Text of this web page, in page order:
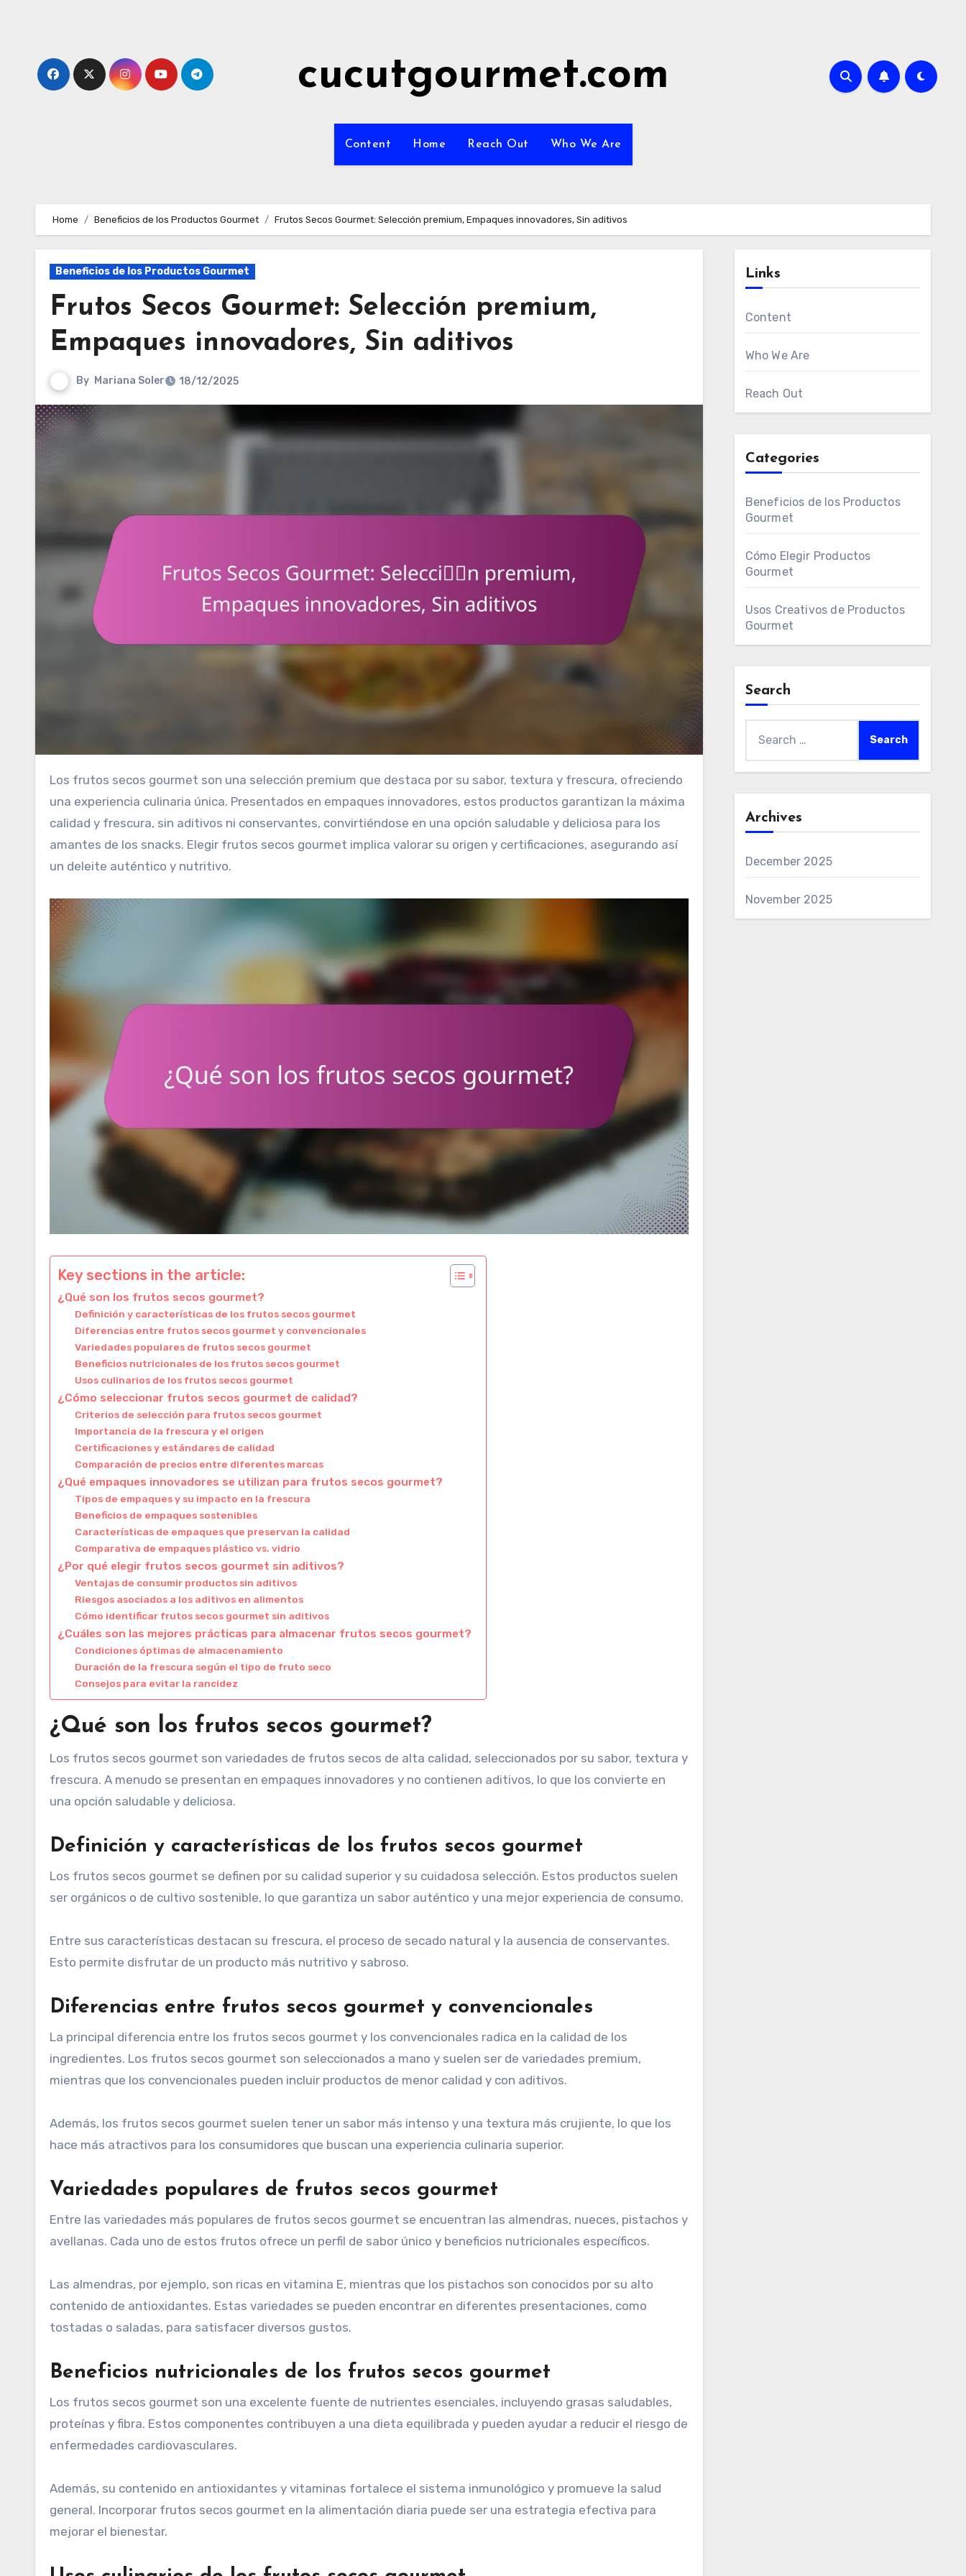
cucutgourmet.com
Content Home Reach Out Who We Are
Home Beneficios de los Productos Gourmet Frutos Secos Gourmet: Selección premium, Empaques innovadores, Sin aditivos
Beneficios de los Productos Gourmet
Frutos Secos Gourmet: Selección premium,
Empaques innovadores, Sin aditivos
By Mariana Soler 18/12/2025
Los frutos secos gourmet son una selección premium que destaca por su sabor, textura y frescura, ofreciendo
una experiencia culinaria única. Presentados en empaques innovadores, estos productos garantizan la máxima
calidad y frescura, sin aditivos ni conservantes, convirtiéndose en una opción saludable y deliciosa para los
amantes de los snacks. Elegir frutos secos gourmet implica valorar su origen y certificaciones, asegurando así
un deleite auténtico y nutritivo.
Key sections in the article:
¿Qué son los frutos secos gourmet?
Definición y características de los frutos secos gourmet
Diferencias entre frutos secos gourmet y convencionales
Variedades populares de frutos secos gourmet
Beneficios nutricionales de los frutos secos gourmet
Usos culinarios de los frutos secos gourmet
¿Cómo seleccionar frutos secos gourmet de calidad?
Criterios de selección para frutos secos gourmet
Importancia de la frescura y el origen
Certificaciones y estándares de calidad
Comparación de precios entre diferentes marcas
¿Qué empaques innovadores se utilizan para frutos secos gourmet?
Tipos de empaques y su impacto en la frescura
Beneficios de empaques sostenibles
Características de empaques que preservan la calidad
Comparativa de empaques plástico vs. vidrio
¿Por qué elegir frutos secos gourmet sin aditivos?
Ventajas de consumir productos sin aditivos
Riesgos asociados a los aditivos en alimentos
Cómo identificar frutos secos gourmet sin aditivos
¿Cuáles son las mejores prácticas para almacenar frutos secos gourmet?
Condiciones óptimas de almacenamiento
Duración de la frescura según el tipo de fruto seco
Consejos para evitar la rancidez
¿Qué son los frutos secos gourmet?
Los frutos secos gourmet son variedades de frutos secos de alta calidad, seleccionados por su sabor, textura y
frescura. A menudo se presentan en empaques innovadores y no contienen aditivos, lo que los convierte en
una opción saludable y deliciosa.
Definición y características de los frutos secos gourmet
Los frutos secos gourmet se definen por su calidad superior y su cuidadosa selección. Estos productos suelen
ser orgánicos o de cultivo sostenible, lo que garantiza un sabor auténtico y una mejor experiencia de consumo.
Entre sus características destacan su frescura, el proceso de secado natural y la ausencia de conservantes.
Esto permite disfrutar de un producto más nutritivo y sabroso.
Diferencias entre frutos secos gourmet y convencionales
La principal diferencia entre los frutos secos gourmet y los convencionales radica en la calidad de los
ingredientes. Los frutos secos gourmet son seleccionados a mano y suelen ser de variedades premium,
mientras que los convencionales pueden incluir productos de menor calidad y con aditivos.
Además, los frutos secos gourmet suelen tener un sabor más intenso y una textura más crujiente, lo que los
hace más atractivos para los consumidores que buscan una experiencia culinaria superior.
Variedades populares de frutos secos gourmet
Entre las variedades más populares de frutos secos gourmet se encuentran las almendras, nueces, pistachos y
avellanas. Cada uno de estos frutos ofrece un perfil de sabor único y beneficios nutricionales específicos.
Las almendras, por ejemplo, son ricas en vitamina E, mientras que los pistachos son conocidos por su alto
contenido de antioxidantes. Estas variedades se pueden encontrar en diferentes presentaciones, como
tostadas o saladas, para satisfacer diversos gustos.
Beneficios nutricionales de los frutos secos gourmet
Los frutos secos gourmet son una excelente fuente de nutrientes esenciales, incluyendo grasas saludables,
proteínas y fibra. Estos componentes contribuyen a una dieta equilibrada y pueden ayudar a reducir el riesgo de
enfermedades cardiovasculares.
Además, su contenido en antioxidantes y vitaminas fortalece el sistema inmunológico y promueve la salud
general. Incorporar frutos secos gourmet en la alimentación diaria puede ser una estrategia efectiva para
mejorar el bienestar.
Links
Content
Who We Are
Reach Out
Categories
Beneficios de los Productos
Gourmet
Cómo Elegir Productos
Gourmet
Usos Creativos de Productos
Gourmet
Search
for:
Archives
December 2025
November 2025